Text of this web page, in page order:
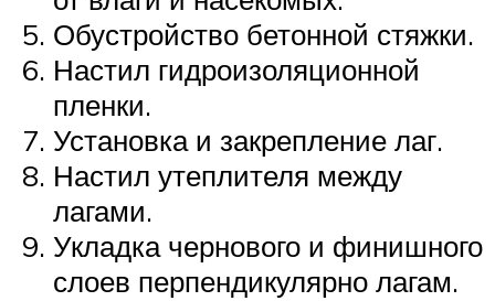
Обустройство бетонной стяжки.
Настил гидроизоляционной
пленки.
Установка и закрепление лаг.
Настил утеплителя между
лагами.
Укладка чернового и финишного
слоев перпендикулярно лагам.